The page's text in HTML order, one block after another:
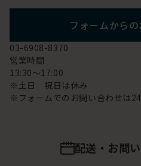
フォームから
03-6908-8370
営業時間
13:30～17:00
※土日 祝日は休み
※フォームでのお問い合わせは24
配送・お問